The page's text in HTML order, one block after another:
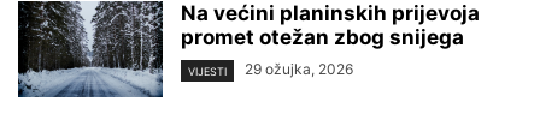
Na većini planinskih prijevoja
promet otežan zbog snijega
VIJESTI 29 ožujka, 2026